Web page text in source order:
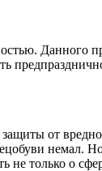
Данного
от
немал.
не только о